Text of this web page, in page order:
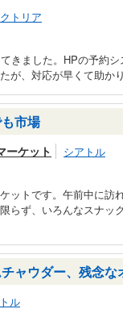
トリア
きました。HPの予約
が、対応が早くて助か
市場
ーケット シアトル
ットです。午前中に訪
らず、いろんなスナッ
ャウダー、残念な
ル